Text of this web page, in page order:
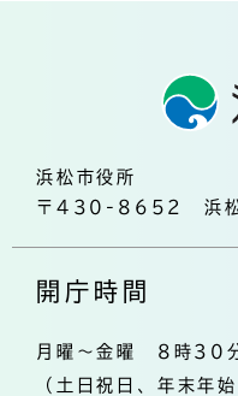
浜松市役所
〒430-8652 浜松
開庁時間
月曜～金曜 8時30
（土日祝日、年末年